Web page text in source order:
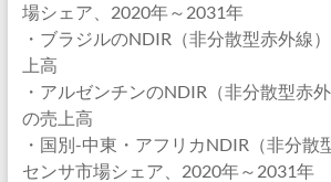
場シェア、2020年～2031年
・ブラジルのNDIR（非分散型赤外線
上高
・アルゼンチンのNDIR（非分散型赤
の売上高
・国別-中東・アフリカNDIR（非分散
センサ市場シェア、2020年～2031年